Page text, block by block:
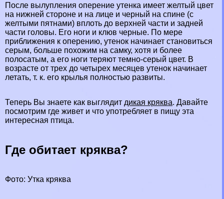
После вылупления оперение утенка имеет желтый цвет
на нижней стороне и на лице и черный на спине (с
желтыми пятнами) вплоть до верхней части и задней
части головы. Его ноги и клюв черные. По мере
приближения к оперению, утенок начинает становиться
серым, больше похожим на самку, хотя и более
полосатым, а его ноги теряют темно-серый цвет. В
возрасте от трех до четырех месяцев утенок начинает
летать, т. к. его крылья полностью развиты.
Теперь Вы знаете как выглядит дикая кряква. Давайте
посмотрим где живет и что употрeбляет в пищу эта
интересная птица.
Где обитает кряква?
Фото: Утка кряква